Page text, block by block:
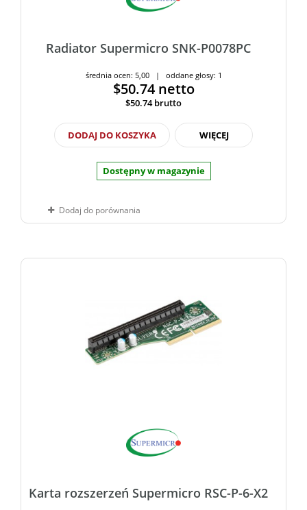
Radiator Supermicro SNK-P0078PC
średnia ocen: 5,00 | oddane głosy: 1
$50.74 netto
$50.74brutto
DODAJ DO KOSZYKA WIĘCEJ
Dostępny w magazynie
Dodaj do porównania
Karta rozszerzeń Supermicro RSC-P-6-X2